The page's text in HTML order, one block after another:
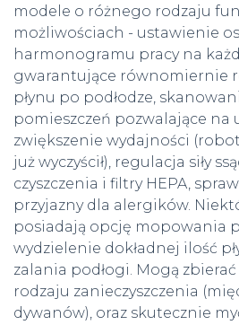
modele o różnego rodzaju
możliwościach - ustawienie
harmonogramu pracy na
gwarantujące równomiernie
płynu po podłodze,
pomieszczeń pozwalające
zwiększenie wydajności
już wyczyścił), regulacja siły
czyszczenia i filtry HEPA,
przyjazny dla alergików.
posiadają opcję mopowania
wydzielenie dokładnej ilość
zalania podłogi. Mogą
rodzaju zanieczyszczenia
dywanów), oraz skutecznie